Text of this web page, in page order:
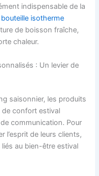
indispensable de la
bouteille isotherme
de boisson fraîche,
chaleur.
: Un levier de
saisonnier, les produits
confort estival
communication. Pour
l’esprit de leurs clients,
liés au bien-être estival